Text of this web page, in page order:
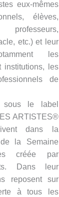
eux-mêmes
élèves,
etc.) et leur
les
institutions, les
de
sous le label
ARTISTES®
dans la
la Semaine
créée par
Dans leur
reposent sur
à tous les